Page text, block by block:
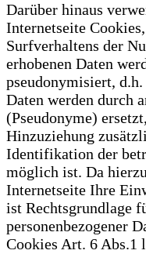
Darüber hinaus
Internetseite
Surfverhaltens der
erhobenen Daten
pseudonymisiert, d.h.
Daten werden durch
(Pseudonyme)
Hinzuziehung
Identifikation der
möglich ist. Da
Internetseite Ihre
ist Rechtsgrundlage
personenbezogener
Cookies Art. 6 Abs.1